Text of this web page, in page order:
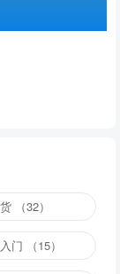
（32）
门 （15）